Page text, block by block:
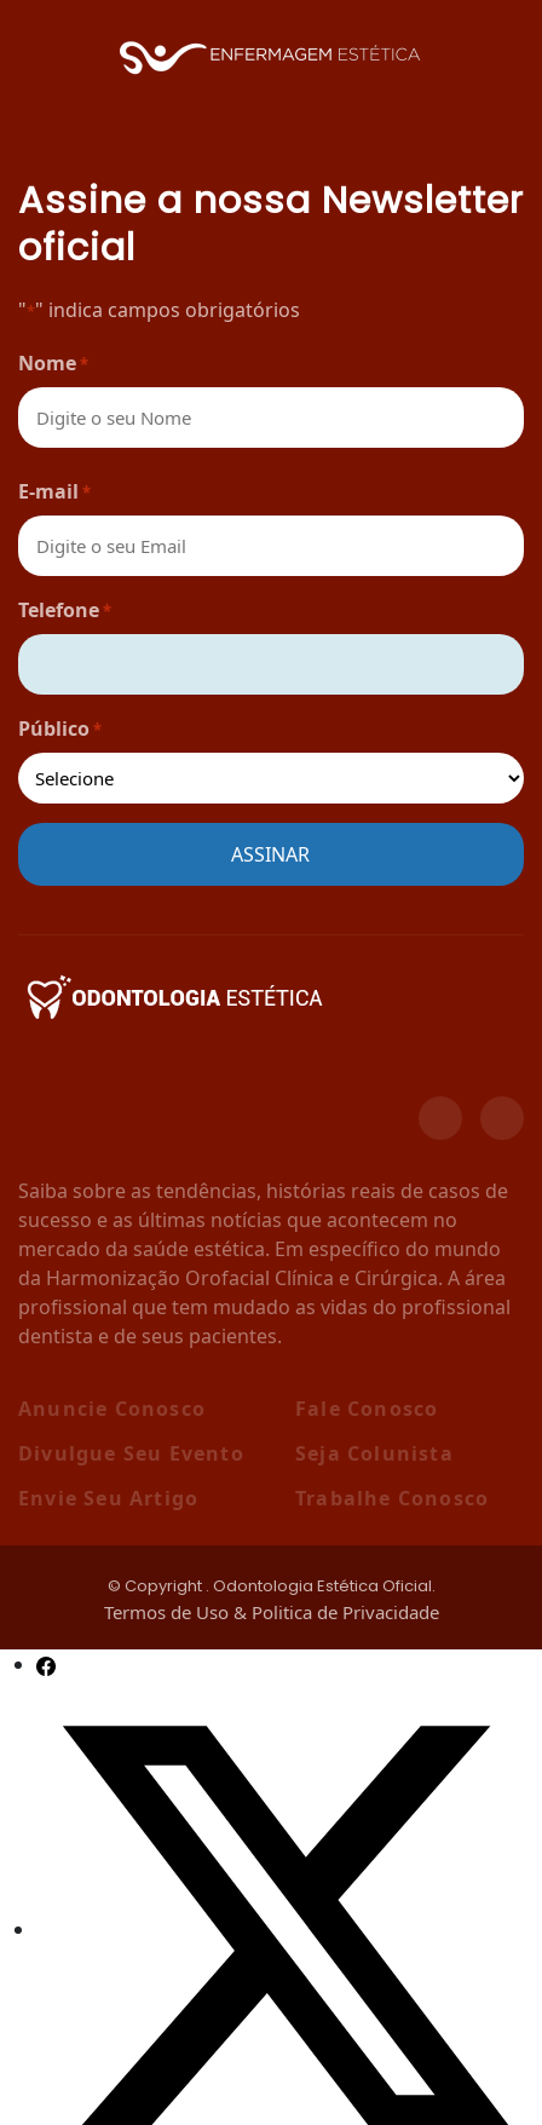
Assine a nossa Newsletter
oficial
"*" indica campos obrigatórios
Nome*
E-mail *
Telefone*
Público*
Saiba sobre as tendências, histórias reais de casos de
sucesso e as últimas notícias que acontecem no
mercado da saúde estética. Em específico do mundo
da Harmonização Orofacial Clínica e Cirúrgica. A área
profissional que tem mudado as vidas do profissional
dentista e de seus pacientes.
Anuncie Conosco
Divulgue Seu Evento
Envie Seu Artigo
Fale Conosco
Seja Colunista
Trabalhe Conosco
© Copyright . Odontologia Estética Oficial.
Termos de Uso & Politica de Privacidade